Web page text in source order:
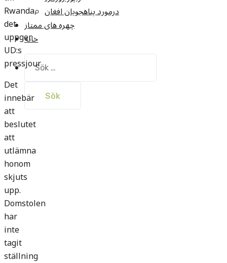
درمورد پناهجويان افغان
چهره های ممتاز
خانه
Sök
efter:
Rwanda,
det
uppger
UD:s
pressjour
Det
innebär
att
beslutet
att
utlämna
honom
skjuts
upp.
Domstolen
har
inte
tagit
ställning